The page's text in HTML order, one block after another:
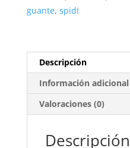
guante, spidI
Descripción
Información adicional
Valoraciones (0)
Descripción